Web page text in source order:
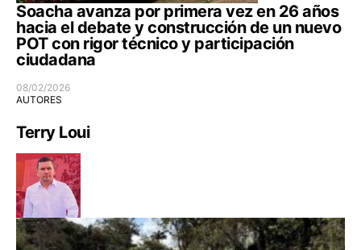
Soacha avanza por primera vez en 26 años
hacia el debate y construcción de un nuevo
POT con rigor técnico y participación
ciudadana
08/02/2026
AUTORES
Terry Loui